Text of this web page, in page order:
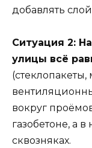
добавлять
Ситуация 2:
улицы всё
вокруг
газобетоне, а
сквозняках.